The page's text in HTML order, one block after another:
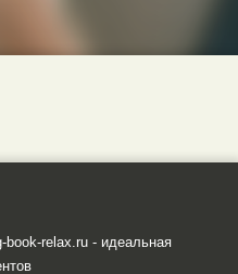
book-relax.ru - идеальная